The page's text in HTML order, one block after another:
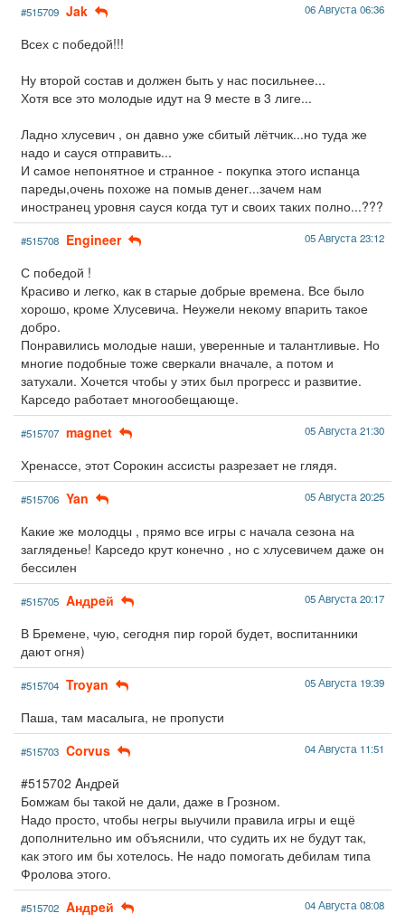
#515709 Jak 06 Августа 06:36
Всех с победой!!!
Ну второй состав и должен быть у нас посильнее...
Хотя все это молодые идут на 9 месте в 3 лиге...
Ладно хлусевич , он давно уже сбитый лётчик...но туда же
надо и сауся отправить...
И самое непонятное и странное - покупка этого испанца
пареды,очень похоже на помыв денег...зачем нам
иностранец уровня сауся когда тут и своих таких полно...???
#515708 Engineer 05 Августа 23:12
С победой !
Красиво и легко, как в старые добрые времена. Все было
хорошо, кроме Хлусевича. Неужели некому впарить такое
добро.
Понравились молодые наши, уверенные и талантливые. Но
многие подобные тоже сверкали вначале, а потом и
затухали. Хочется чтобы у этих был прогресс и развитие.
Карседо работает многообещающе.
#515707 magnet 05 Августа 21:30
Хренассе, этот Сорокин ассисты разрезает не глядя.
#515706 Yan 05 Августа 20:25
Какие же молодцы , прямо все игры с начала сезона на
загляденье! Карседо крут конечно , но с хлусевичем даже он
бессилен
#515705 Aндpeй 05 Августа 20:17
В Бремене, чую, сегодня пир горой будет, воспитанники
дают огня)
#515704 Troyan 05 Августа 19:39
Паша, там масалыга, не пропусти
#515703 Corvus 04 Августа 11:51
#515702 Aндpeй
Бомжам бы такой не дали, даже в Грозном.
Надо просто, чтобы негры выучили правила игры и ещё
дополнительно им объяснили, что судить их не будут так,
как этого им бы хотелось. Не надо помогать дебилам типа
Фролова этого.
#515702 Aндpeй 04 Августа 08:08